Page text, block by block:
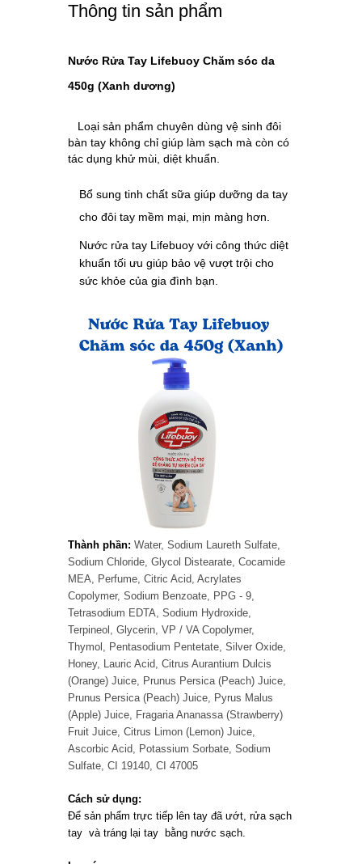
Thông tin sản phẩm
Nước Rửa Tay Lifebuoy Chăm sóc da
450g (Xanh dương)
Loại sản phẩm chuyên dùng vệ sinh đôi
bàn tay không chỉ giúp làm sạch mà còn có
tác dụng khử mùi, diệt khuẩn.
Bổ sung tinh chất sữa giúp dưỡng da tay
cho đôi tay mềm mại, mịn màng hơn.
Nước rửa tay Lifebuoy với công thức diệt
khuẩn tối ưu giúp bảo vệ vượt trội cho
sức khỏe của gia đình bạn.
Thành phần: Water, Sodium Laureth Sulfate,
Sodium Chloride, Glycol Distearate, Cocamide
MEA, Perfume, Citric Acid, Acrylates
Copolymer, Sodium Benzoate, PPG - 9,
Tetrasodium EDTA, Sodium Hydroxide,
Terpineol, Glycerin, VP / VA Copolymer,
Thymol, Pentasodium Pentetate, Silver Oxide,
Honey, Lauric Acid, Citrus Aurantium Dulcis
(Orange) Juice, Prunus Persica (Peach) Juice,
Prunus Persica (Peach) Juice, Pyrus Malus
(Apple) Juice, Fragaria Ananassa (Strawberry)
Fruit Juice, Citrus Limon (Lemon) Juice,
Ascorbic Acid, Potassium Sorbate, Sodium
Sulfate, CI 19140, CI 47005
Cách sử dụng:
Để sản phẩm trực tiếp lên tay đã ướt, rửa sạch
tay và tráng lại tay bằng nước sạch.